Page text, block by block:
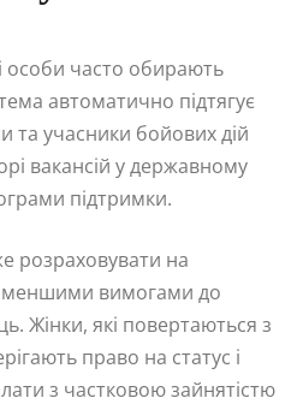
особи часто обирають
автоматично підтягує
та учасники бойових дій
вакансій у державному
підтримки.
розраховувати на
меншими вимогами до
Жінки, які повертаються з
право на статус і
з частковою зайнятістю